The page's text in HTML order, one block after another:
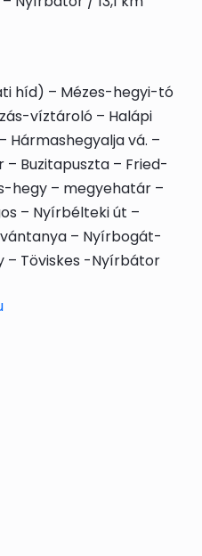
híd) – Mézes-hegyi-tó
víztároló – Halápi
Hármashegyalja vá. –
Buzitapuszta – Fried-
hegy – megyehatár –
– Nyírbélteki út –
– Nyírbogát-
– Töviskes -Nyírbátor